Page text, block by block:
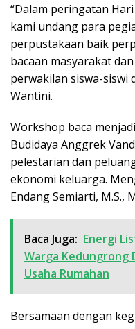
“Dalam peringatan
kami undang para
perpustakaan baik
bacaan masyarakat
perwakilan siswa-siswi
Wantini.
Workshop baca
Budidaya Anggrek
pelestarian dan
ekonomi keluarga.
Endang Semiarti, M.S.,
Baca Juga: Energi
Warga Kedungrong
Usaha Rumahan
Bersamaan dengan